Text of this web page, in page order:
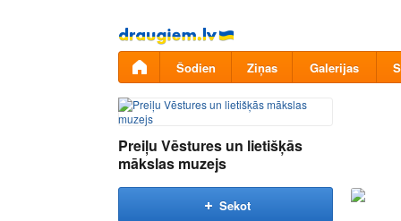
Pāriet
uz
saturu
Šodien Ziņas Galerijas
Preiļu Vēstures un lietišķās
mākslas muzejs
Sekot